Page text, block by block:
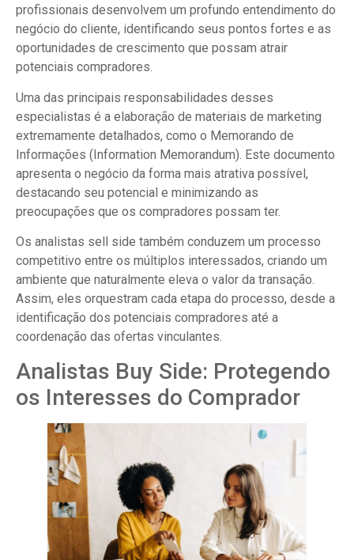
profissionais desenvolvem um profundo entendimento do
negócio do cliente, identificando seus pontos fortes e as
oportunidades de crescimento que possam atrair
potenciais compradores.
Uma das principais responsabilidades desses
especialistas é a elaboração de materiais de marketing
extremamente detalhados, como o Memorando de
Informações (Information Memorandum). Este documento
apresenta o negócio da forma mais atrativa possível,
destacando seu potencial e minimizando as
preocupações que os compradores possam ter.
Os analistas sell side também conduzem um processo
competitivo entre os múltiplos interessados, criando um
ambiente que naturalmente eleva o valor da transação.
Assim, eles orquestram cada etapa do processo, desde a
identificação dos potenciais compradores até a
coordenação das ofertas vinculantes.
Analistas Buy Side: Protegendo
os Interesses do Comprador